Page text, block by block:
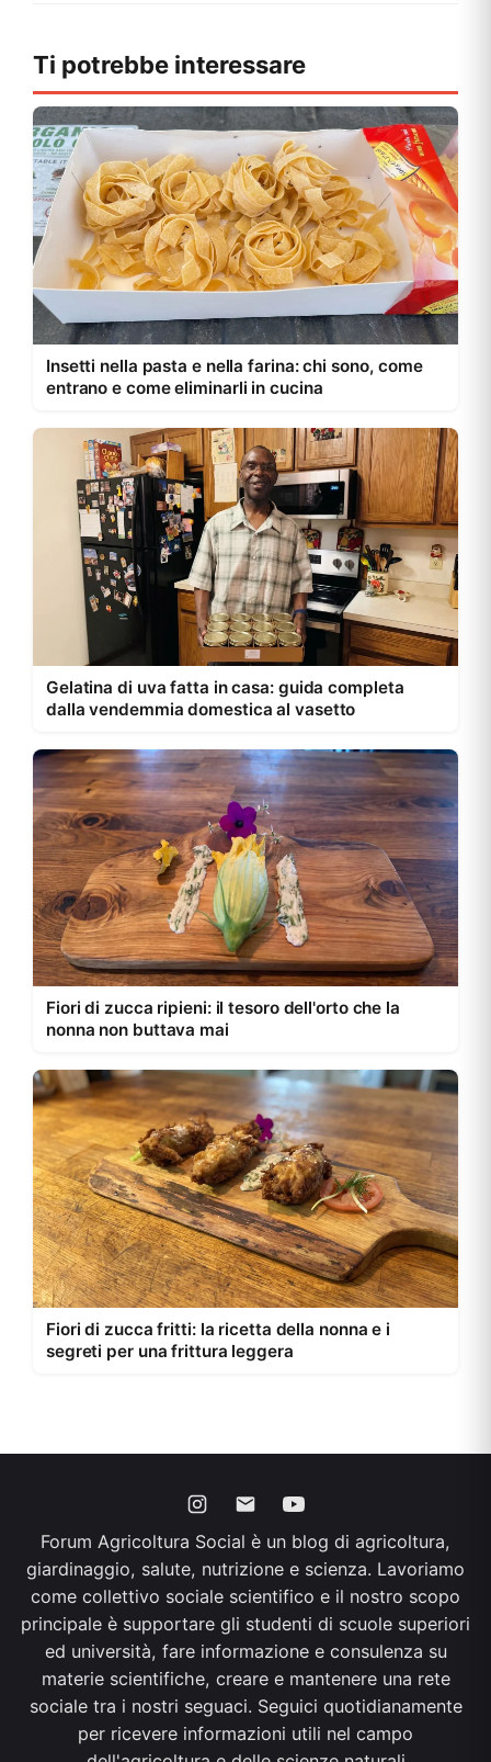
Ti potrebbe interessare
Insetti nella pasta e nella farina: chi sono, come
entrano e come eliminarli in cucina
Gelatina di uva fatta in casa: guida completa
dalla vendemmia domestica al vasetto
Fiori di zucca ripieni: il tesoro dell'orto che la
nonna non buttava mai
Fiori di zucca fritti: la ricetta della nonna e i
segreti per una frittura leggera
Forum Agricoltura Social è un blog di agricoltura,
giardinaggio, salute, nutrizione e scienza. Lavoriamo
come collettivo sociale scientifico e il nostro scopo
principale è supportare gli studenti di scuole superiori
ed università, fare informazione e consulenza su
materie scientifiche, creare e mantenere una rete
sociale tra i nostri seguaci. Seguici quotidianamente
per ricevere informazioni utili nel campo